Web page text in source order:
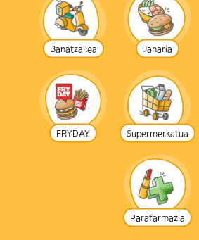
Banatzailea Janaria
FRYDAY Supermerkatua
Parafarmazia